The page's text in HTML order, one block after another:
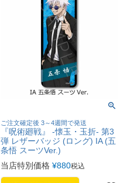
ご注文確定後 3～4週間で発送
『呪術廻戦』 -懐玉・玉折- 第3
弾 レザーバッジ (ロング) IA (五
条悟 スーツVer.)
当店特別価格 ¥880税込